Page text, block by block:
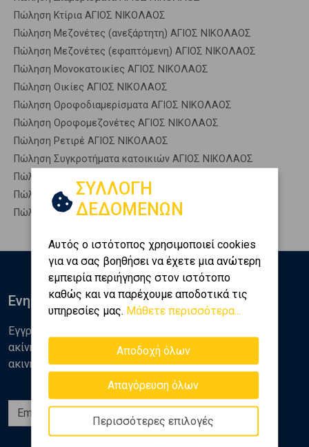
Πώληση Κτίρια ΑΓΙΟΣ ΝΙΚΟΛΑΟΣ
Πώληση Μεζονέτες (ανεξάρτητη) ΑΓΙΟΣ ΝΙΚΟΛΑΟΣ
Πώληση Μεζονέτες (εφαπτόμενη) ΑΓΙΟΣ ΝΙΚΟΛΑΟΣ
Πώληση Μονοκατοικίες ΑΓΙΟΣ ΝΙΚΟΛΑΟΣ
Πώληση Οικίες ΑΓΙΟΣ ΝΙΚΟΛΑΟΣ
Πώληση Οροφοδιαμερίσματα ΑΓΙΟΣ ΝΙΚΟΛΑΟΣ
Πώληση Οροφομεζονέτες ΑΓΙΟΣ ΝΙΚΟΛΑΟΣ
Πώληση Ρετιρέ ΑΓΙΟΣ ΝΙΚΟΛΑΟΣ
Πώληση Συγκροτήματα κατοικιών ΑΓΙΟΣ ΝΙΚΟΛΑΟΣ
Πώληση Υπόγεια ΑΓΙΟΣ ΝΙΚΟΛΑΟΣ
Πώληση Υπόσκαφα ΑΓΙΟΣ ΝΙΚΟΛΑΟΣ
Πώληση Υπολ. υψουν ΑΓΙΟΣ ΝΙΚΟΛΑΟΣ
ΣΥΛΛΟΓΗ
ΔΕΔΟΜΕΝΩΝ
Αυτός ο ιστότοπος χρησιμοποιεί cookies
για να σας βοηθήσει να έχετε μια ανώτερη
εμπειρία περιήγησης στον ιστότοπο
καθώς και να παρέχουμε αποδοτικά τις
υπηρεσίες μας. Μάθετε περισσότερα...
Αποδοχή όλων
Απαγόρευση όλων
Περισσότερες επιλογές
Ενημερωθείτε
Εγγραφείτε στο newsletter της Golden Home για νέα
ακίνητα, αναλύσεις και διάφορα θέματα της αγοράς
ακινήτων